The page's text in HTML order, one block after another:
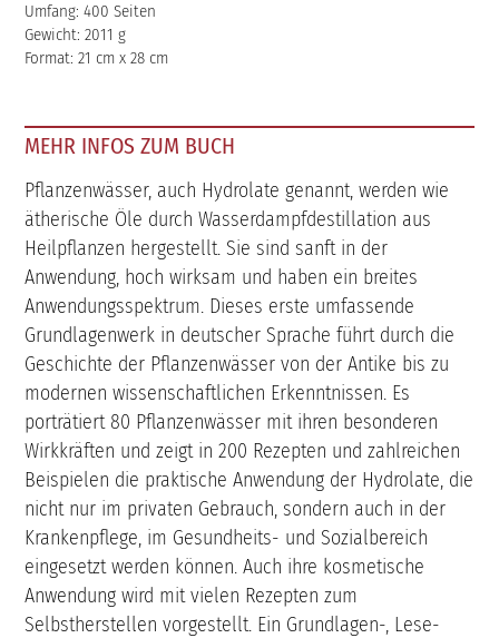
Umfang: 400 Seiten
Gewicht: 2011 g
Format: 21 cm x 28 cm
MEHR INFOS ZUM BUCH
Pflanzenwässer, auch Hydrolate genannt, werden wie
ätherische Öle durch Wasserdampfdestillation aus
Heilpflanzen hergestellt. Sie sind sanft in der
Anwendung, hoch wirksam und haben ein breites
Anwendungsspektrum. Dieses erste umfassende
Grundlagenwerk in deutscher Sprache führt durch die
Geschichte der Pflanzenwässer von der Antike bis zu
modernen wissenschaftlichen Erkenntnissen. Es
porträtiert 80 Pflanzenwässer mit ihren besonderen
Wirkkräften und zeigt in 200 Rezepten und zahlreichen
Beispielen die praktische Anwendung der Hydrolate, die
nicht nur im privaten Gebrauch, sondern auch in der
Krankenpflege, im Gesundheits- und Sozialbereich
eingesetzt werden können. Auch ihre kosmetische
Anwendung wird mit vielen Rezepten zum
Selbstherstellen vorgestellt. Ein Grundlagen-, Lese-